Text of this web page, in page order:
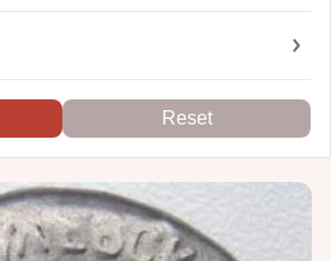
1981 1982 1983
1